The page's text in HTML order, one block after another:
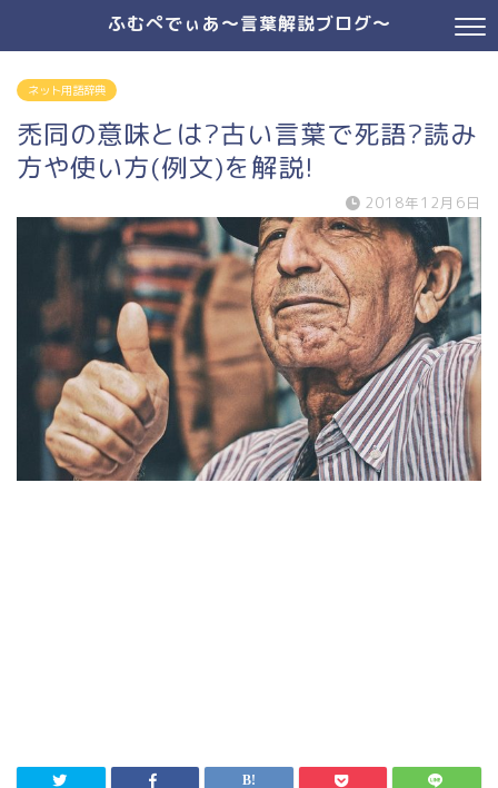
ふむぺでぃあ～言葉解説ブログ～
ネット用語辞典
禿同の意味とは?古い言葉で死語?読み
方や使い方(例文)を解説!
2018年12月6日